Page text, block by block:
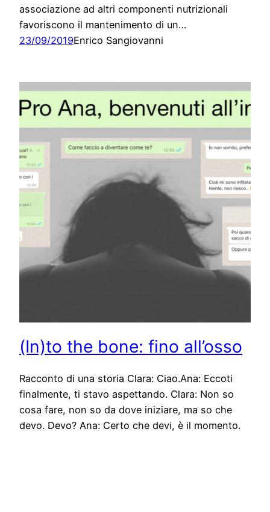
associazione ad altri componenti nutrizionali
favoriscono il mantenimento di un…
23/09/2019Enrico Sangiovanni
(In)to the bone: fino all’osso
Racconto di una storia Clara: Ciao.Ana: Eccoti
finalmente, ti stavo aspettando. Clara: Non so
cosa fare, non so da dove iniziare, ma so che
devo. Devo? Ana: Certo che devi, è il momento.